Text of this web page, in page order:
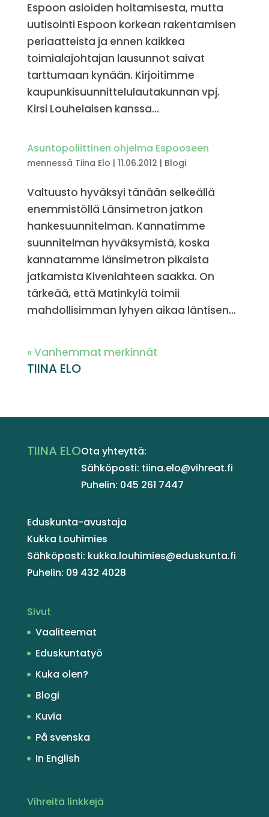
Espoon asioiden hoitamisesta, mutta
uutisointi Espoon korkean rakentamisen
periaatteista ja ennen kaikkea
toimialajohtajan lausunnot saivat
tarttumaan kynään. Kirjoitimme
kaupunkisuunnittelulautakunnan vpj.
Kirsi Louhelaisen kanssa...
Asuntopoliittinen ohjelma Espooseen
mennessä Tiina Elo | 11.06.2012 | Blogi
Valtuusto hyväksyi tänään selkeällä
enemmistöllä Länsimetron jatkon
hankesuunnitelman. Kannatimme
suunnitelman hyväksymistä, koska
kannatamme länsimetron pikaista
jatkamista Kivenlahteen saakka. On
tärkeää, että Matinkylä toimii
mahdollisimman lyhyen aikaa läntisen...
« Vanhemmat merkinnät
TIINA ELO
TIINA ELOOta yhteyttä:
Sähköposti: tiina.elo@vihreat.fi
Puhelin: 045 261 7447
Eduskunta-avustaja
Kukka Louhimies
Sähköposti: kukka.louhimies@eduskunta.fi
Puhelin: 09 432 4028
Sivut
Vaaliteemat
Eduskuntatyö
Kuka olen?
Blogi
Kuvia
På svenska
In English
Vihreitä linkkejä